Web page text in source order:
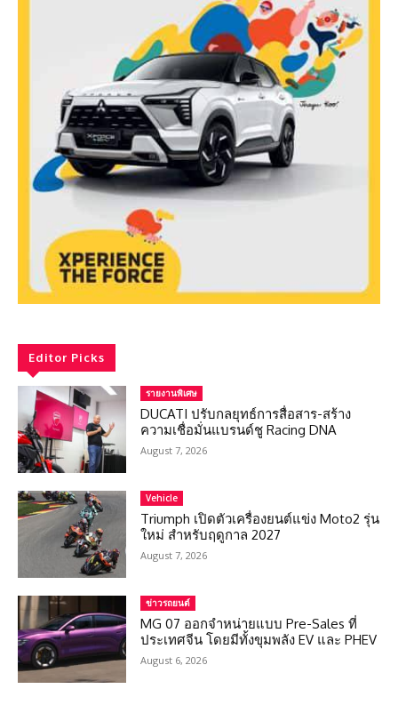
Editor Picks
รายงานพิเศษ
DUCATI ปรับกลยุทธ์การสื่อสาร-สร้าง
ความเชื่อมั่นแบรนด์ชู Racing DNA
August 7, 2026
Vehicle
Triumph เปิดตัวเครื่องยนต์แข่ง Moto2 รุ่น
ใหม่ สำหรับฤดูกาล 2027
August 7, 2026
ข่าวรถยนต์
MG 07 ออกจำหน่ายแบบ Pre-Sales ที่
ประเทศจีน โดยมีทั้งขุมพลัง EV และ PHEV
August 6, 2026